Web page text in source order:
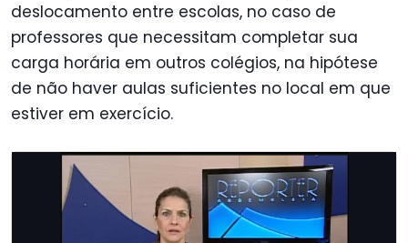
deslocamento entre escolas, no caso de
professores que necessitam completar sua
carga horária em outros colégios, na hipótese
de não haver aulas suficientes no local em que
estiver em exercício.